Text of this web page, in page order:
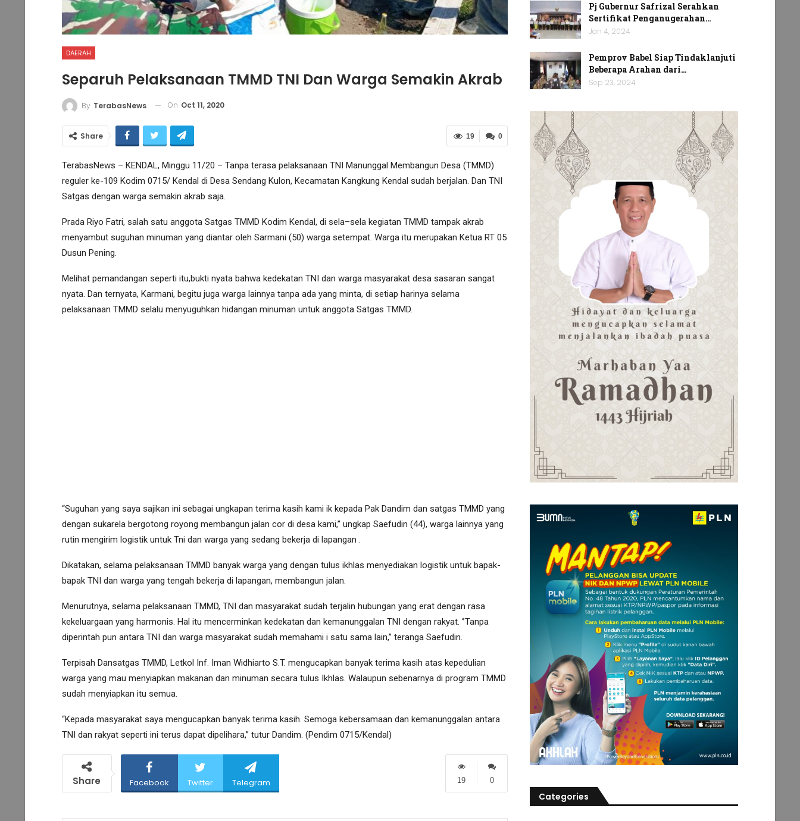
DAERAH
Separuh Pelaksanaan TMMD TNI Dan Warga Semakin Akrab
By TerabasNews On Oct 11, 2020
0
19
Share
TerabasNews – KENDAL, Minggu 11/20 – Tanpa terasa pelaksanaan TNI Manunggal Membangun Desa (TMMD)
reguler ke-109 Kodim 0715/ Kendal di Desa Sendang Kulon, Kecamatan Kangkung Kendal sudah berjalan. Dan TNI
Satgas dengan warga semakin akrab saja.
Prada Riyo Fatri, salah satu anggota Satgas TMMD Kodim Kendal, di sela–sela kegiatan TMMD tampak akrab
menyambut suguhan minuman yang diantar oleh Sarmani (50) warga setempat. Warga itu merupakan Ketua RT 05
Dusun Pening.
Melihat pemandangan seperti itu,bukti nyata bahwa kedekatan TNI dan warga masyarakat desa sasaran sangat
nyata. Dan ternyata, Karmani, begitu juga warga lainnya tanpa ada yang minta, di setiap harinya selama
pelaksanaan TMMD selalu menyuguhkan hidangan minuman untuk anggota Satgas TMMD.
“Suguhan yang saya sajikan ini sebagai ungkapan terima kasih kami ik kepada Pak Dandim dan satgas TMMD yang
dengan sukarela bergotong royong membangun jalan cor di desa kami,’’ ungkap Saefudin (44), warga lainnya yang
rutin mengirim logistik untuk Tni dan warga yang sedang bekerja di lapangan .
Dikatakan, selama pelaksanaan TMMD banyak warga yang dengan tulus ikhlas menyediakan logistik untuk bapak-
bapak TNI dan warga yang tengah bekerja di lapangan, membangun jalan.
Menurutnya, selama pelaksanaan TMMD, TNI dan masyarakat sudah terjalin hubungan yang erat dengan rasa
kekeluargaan yang harmonis. Hal itu mencerminkan kedekatan dan kemanunggalan TNI dengan rakyat. ‘’Tanpa
diperintah pun antara TNI dan warga masyarakat sudah memahami i satu sama lain,’’ teranga Saefudin.
Terpisah Dansatgas TMMD, Letkol Inf. Iman Widhiarto S.T. mengucapkan banyak terima kasih atas kepedulian
warga yang mau menyiapkan makanan dan minuman secara tulus Ikhlas. Walaupun sebenarnya di program TMMD
sudah menyiapkan itu semua.
“Kepada masyarakat saya mengucapkan banyak terima kasih. Semoga kebersamaan dan kemanunggalan antara
TNI dan rakyat seperti ini terus dapat dipelihara,” tutur Dandim. (Pendim 0715/Kendal)
0
19
Share Facebook Twitter Telegram
Pj Gubernur Safrizal Serahkan
Sertifikat Penganugerahan…
Jan 4, 2024
Pemprov Babel Siap Tindaklanjuti
Beberapa Arahan dari…
Sep 23, 2024
Categories